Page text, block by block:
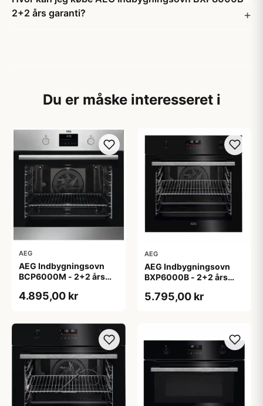
2+2 års garanti?
Du er måske interesseret i
AEG
AEG Indbygningsovn
BCP6000M - 2+2 års
4.895,00 kr
AEG
AEG Indbygningsovn
BXP6000B - 2+2 års
5.795,00 kr